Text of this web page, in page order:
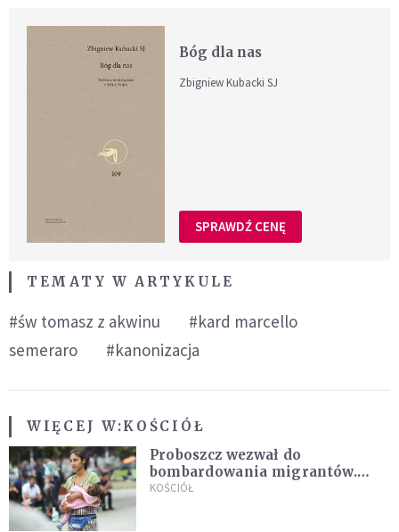
Bóg dla nas
Zbigniew Kubacki SJ
SPRAWDŹ CENĘ
TEMATY W ARTYKULE
#św tomasz z akwinu
#kard marcello
semeraro
#kanonizacja
WIĘCEJ W:KOŚCIÓŁ
Proboszcz wezwał do
bombardowania migrantów.
"Masowy ogień przeciwko
KOŚCIÓŁ